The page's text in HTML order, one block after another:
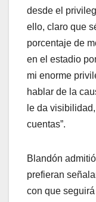
desde el
ello, claro que
porcentaje de
en el estadio
mi enorme
hablar de la
le da
cuentas”.
Blandón
prefieran
con que